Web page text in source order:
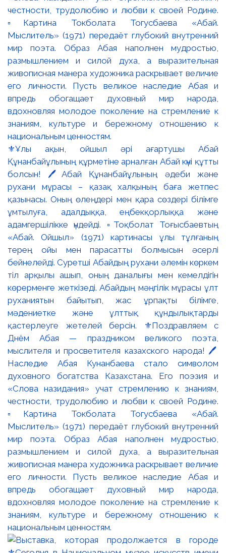
⚜️Ұлы ақын, ойшыл әрі ағартушы Абай
Құнанбайұлының құрметіне арналған Абай күні құтты
болсын! 🖊️Абай Құнанбайұлының әдеби және
рухани мұрасы – қазақ халқының баға жетпес
қазынасы. Оның өлеңдері мен қара сөздері білімге
ұмтылуға, адалдыққа, еңбекқорлыққа және
адамгершілікке үндейді. ▫️Тоқболат Тоғысбаевтың
«Абай. Ойшыл» (1971) картинасы ұлы тұлғаның
терең ойы мен парасатты болмысын әсерлі
бейнелейді. Суретші Абайдың рухани әлемін көркем
тіл арқылы ашып, оның даналығы мен кемелдігін
көрерменге жеткізеді. Абайдың мәңгілік мұрасы ұлт
руханиятын байытып, жас ұрпақты білімге,
мәдениетке және ұлттық құндылықтарды
қастерлеуге жетелей берсін. ⚜️Поздравляем с
Днём Абая — праздником великого поэта,
мыслителя и просветителя казахского народа! 🖊️
Наследие Абая Кунанбаева стало символом
духовного богатства Казахстана. Его поэзия и
«Слова назидания» учат стремлению к знаниям,
честности, трудолюбию и любви к своей Родине.
▫️Картина Токболата Тогусбаева «Абай.
Мыслитель» (1971) передаёт глубокий внутренний
мир поэта. Образ Абая наполнен мудростью,
размышлением и силой духа, а выразительная
живописная манера художника раскрывает величие
его личности. Пусть великое наследие Абая и
впредь обогащает духовный мир народа,
вдохновляя молодое поколение на стремление к
знаниям, культуре и бережному отношению к
национальным ценностям.